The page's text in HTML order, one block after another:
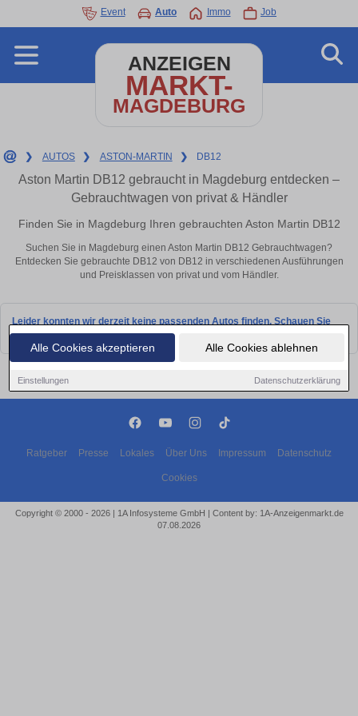
Alle Cookies akzeptieren Alle Cookies ablehnen
Einstellungen Datenschutzerklärung
Event Auto Immo Job
ANZEIGEN
MARKT-
MAGDEBURG
❯ AUTOS ❯ ASTON-MARTIN ❯ DB12
Aston Martin DB12 gebraucht in Magdeburg entdecken –
Gebrauchtwagen von privat & Händler
Finden Sie in Magdeburg Ihren gebrauchten Aston Martin DB12
Suchen Sie in Magdeburg einen Aston Martin DB12 Gebrauchtwagen?
Entdecken Sie gebrauchte DB12 von DB12 in verschiedenen Ausführungen
und Preisklassen von privat und vom Händler.
Leider konnten wir derzeit keine passenden Autos finden. Schauen Sie
bald wieder vorbei!
Ratgeber Presse Lokales Über Uns Impressum Datenschutz
Cookies
Copyright © 2000 - 2026 | 1A Infosysteme GmbH | Content by: 1A-Anzeigenmarkt.de
07.08.2026